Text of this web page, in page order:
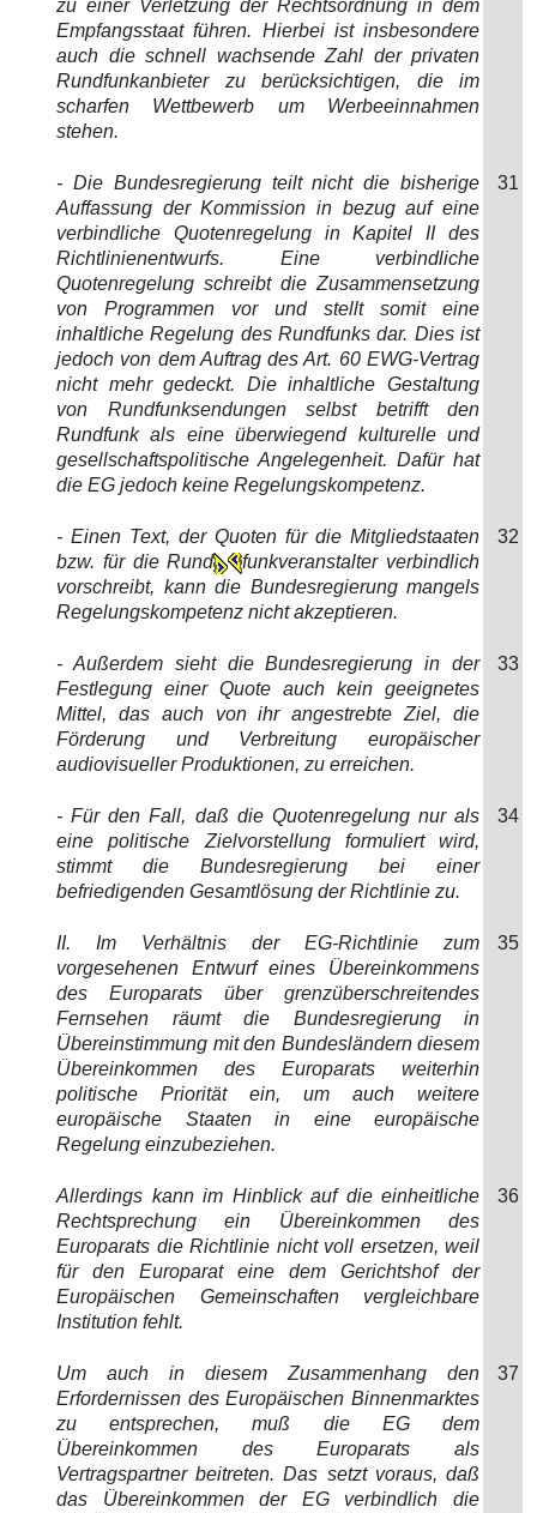
zu einer Verletzung der Rechtsordnung in dem
Empfangsstaat führen. Hierbei ist insbesondere
auch die schnell wachsende Zahl der privaten
Rundfunkanbieter zu berücksichtigen, die im
scharfen Wettbewerb um Werbeeinnahmen
stehen.
- Die Bundesregierung teilt nicht die bisherige
Auffassung der Kommission in bezug auf eine
verbindliche Quotenregelung in Kapitel II des
Richtlinienentwurfs. Eine verbindliche
Quotenregelung schreibt die Zusammensetzung
von Programmen vor und stellt somit eine
inhaltliche Regelung des Rundfunks dar. Dies ist
jedoch von dem Auftrag des Art. 60 EWG-Vertrag
nicht mehr gedeckt. Die inhaltliche Gestaltung
von Rundfunksendungen selbst betrifft den
Rundfunk als eine überwiegend kulturelle und
gesellschaftspolitische Angelegenheit. Dafür hat
die EG jedoch keine Regelungskompetenz.
31
- Einen Text, der Quoten für die Mitgliedstaaten
bzw. für die Rund
funkveranstalter verbindlich
vorschreibt, kann die Bundesregierung mangels
Regelungskompetenz nicht akzeptieren.
32
- Außerdem sieht die Bundesregierung in der
Festlegung einer Quote auch kein geeignetes
Mittel, das auch von ihr angestrebte Ziel, die
Förderung und Verbreitung europäischer
audiovisueller Produktionen, zu erreichen.
33
- Für den Fall, daß die Quotenregelung nur als
eine politische Zielvorstellung formuliert wird,
stimmt die Bundesregierung bei einer
befriedigenden Gesamtlösung der Richtlinie zu.
34
II. Im Verhältnis der EG-Richtlinie zum
vorgesehenen Entwurf eines Übereinkommens
des Europarats über grenzüberschreitendes
Fernsehen räumt die Bundesregierung in
Übereinstimmung mit den Bundesländern diesem
Übereinkommen des Europarats weiterhin
politische Priorität ein, um auch weitere
europäische Staaten in eine europäische
Regelung einzubeziehen.
35
Allerdings kann im Hinblick auf die einheitliche
Rechtsprechung ein Übereinkommen des
Europarats die Richtlinie nicht voll ersetzen, weil
für den Europarat eine dem Gerichtshof der
Europäischen Gemeinschaften vergleichbare
Institution fehlt.
36
Um auch in diesem Zusammenhang den
Erfordernissen des Europäischen Binnenmarktes
zu entsprechen, muß die EG dem
Übereinkommen des Europarats als
Vertragspartner beitreten. Das setzt voraus, daß
das Übereinkommen der EG verbindlich die
37